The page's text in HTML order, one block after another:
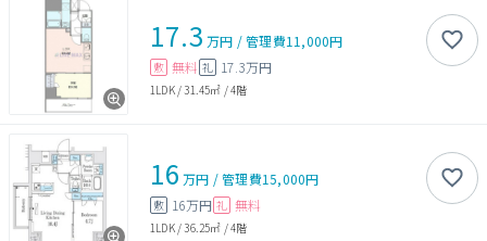
17.3 万円 /管理費11,000円
敷 無料 礼 17.3万円
1LDK/31.45㎡ /4階
16 万円 /管理費15,000円
敷 16万円 礼 無料
1LDK/36.25㎡ /4階